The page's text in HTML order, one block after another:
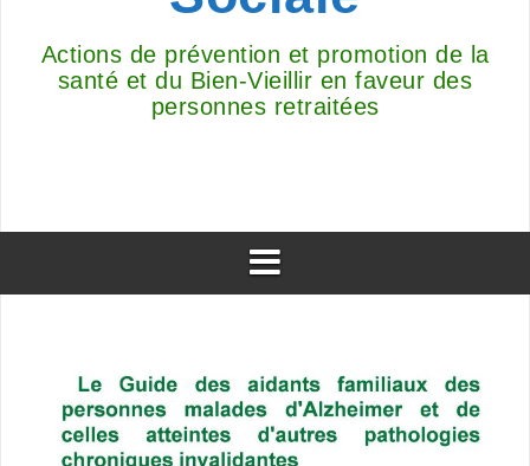
Actions de prévention et promotion de la
santé et du Bien-Vieillir en faveur des
personnes retraitées